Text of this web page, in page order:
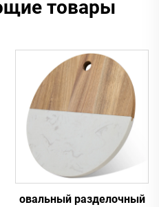
товары
овальный разделочный